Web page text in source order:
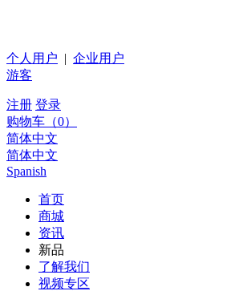
个人用户 | 企业用户
游客
注册 登录
购物车（0）
简体中文
简体中文
Spanish
首页
商城
资讯
新品
了解我们
视频专区